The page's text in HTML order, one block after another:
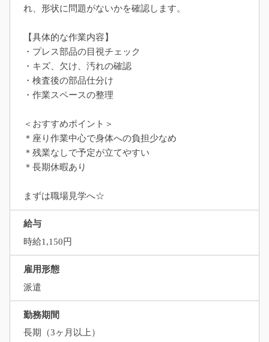
れ、形状に問題がないかを確認します。
【具体的な作業内容】
・プレス部品の目視チェック
・キズ、欠け、汚れの確認
・検査後の部品仕分け
・作業スペースの整理
＜おすすめポイント＞
＊座り作業中心で身体への負担少なめ
＊残業なしで予定が立てやすい
＊長期休暇あり
まずは職場見学へ☆
給与
時給1,150円
雇用形態
派遣
勤務期間
長期（3ヶ月以上）